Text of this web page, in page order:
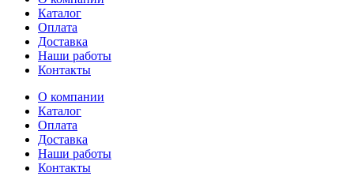
Каталог
Оплата
Доставка
Наши работы
Контакты
О компании
Каталог
Оплата
Доставка
Наши работы
Контакты